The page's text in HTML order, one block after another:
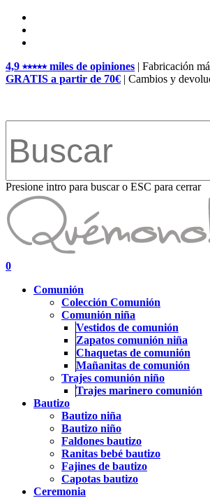
Skip
main
4,9 ⭑⭑⭑⭑⭑ miles de opiniones | Fabricación
GRATIS a partir de 70€ | Cambios y
Presione intro para buscar o ESC para cerrar
Close
Search
search
account
0
Comunión
Colección Comunión
Comunión niña
Vestidos de comunión
Zapatos comunión niña
Chaquetas de comunión
Mañanitas de comunión
Trajes comunión niño
Trajes marinero comunión
Bautizo
Bautizo niña
Bautizo niño
Faldones bautizo
Ranitas bebé bautizo
Fajines de bautizo
Capotas bautizo
Ceremonia